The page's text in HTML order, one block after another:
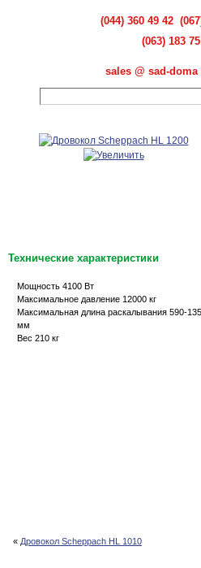
(044) 360 49 42
(063) 183
sales @ sad-
Технические характеристики
Мощность 4100 Вт
Максимальное давление 12000 кг
Максимальная длина раскалывания 590-
мм
Вес 210 кг
« Дровокол Scheppach HL 1010